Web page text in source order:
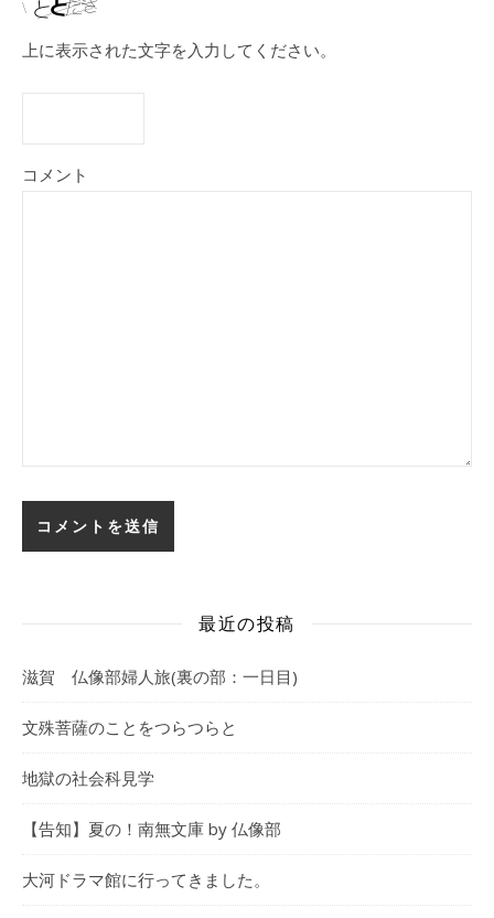
上に表示された文字を入力してください。
コメント
最近の投稿
滋賀 仏像部婦人旅(裏の部：一日目)
文殊菩薩のことをつらつらと
地獄の社会科見学
【告知】夏の！南無文庫 by 仏像部
大河ドラマ館に行ってきました。